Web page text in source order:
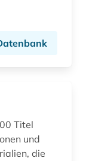
Titel
und
die